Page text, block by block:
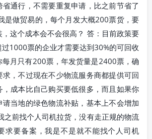
通行，不需要重复申请，比之前节省了
是做贸易的，每个月发大概200票货，要
这个成本会不会很高？ 答：目前政策要
1000票的企业才需要达到30%的可回收
月只有200票，年发货量是2400票，确
求，不过现在不少物流服务商都提供可回
成本比自己购买要低很多，而且如果你
当地的绿色物流补贴，基本上不会增加
之前找个人司机拉货，没有走正规的物流
求要备案，我是不是就不能找个人司机